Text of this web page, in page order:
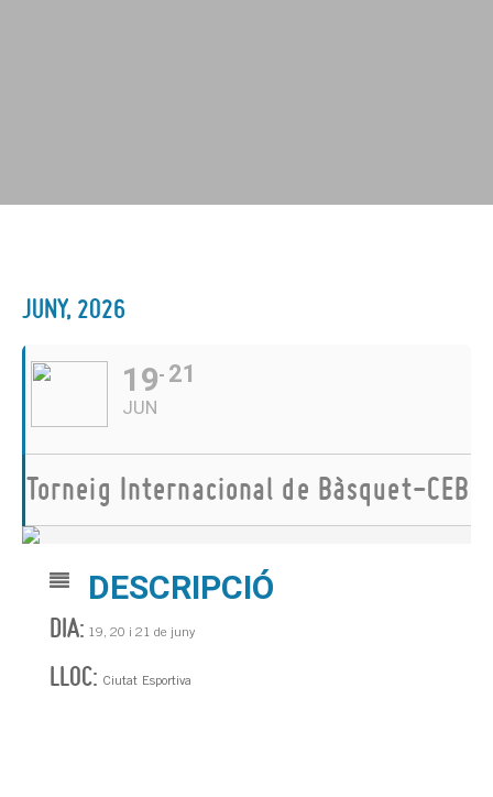
JUNY, 2026
19
JUN
21
Torneig Internacional de Bàsquet-CEB
DESCRIPCIÓ
DIA: 19, 20 i 21 de juny
LLOC: Ciutat Esportiva